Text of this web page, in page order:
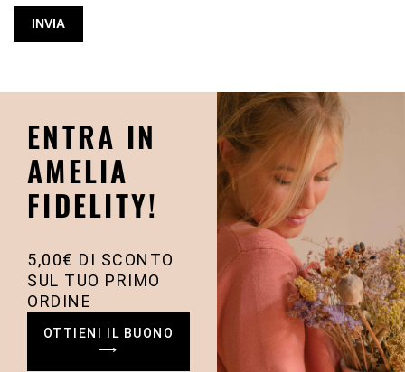
ENTRA IN
AMELIA
FIDELITY!
5,00€ DI SCONTO
SUL TUO PRIMO
ORDINE
OTTIENI IL BUONO
⟶